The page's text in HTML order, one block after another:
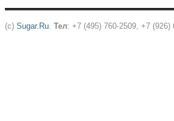
(c) Sugar.Ru. Тел: +7 (495) 760-2509, +7 (926)